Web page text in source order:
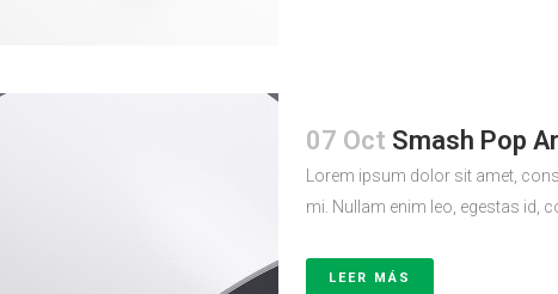
07 Oct Smash Pop
Lorem ipsum dolor sit amet,
mi. Nullam enim leo, egestas id,
LEER MÁS